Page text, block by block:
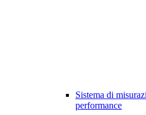
Sistema di
performance